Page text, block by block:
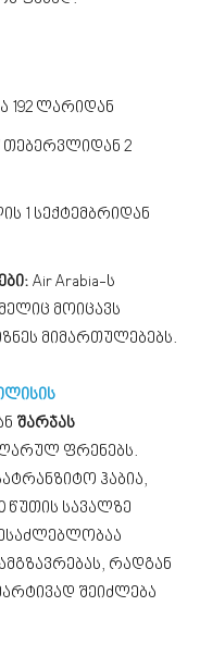
192 ლარიდან
თებერვლიდან 2
1 სექტემბრიდან
Air Arabia-ს
მოიცავს
მიმართულებებს.
შარჯას
ფრენებს.
ჰაბია,
წუთის სავალზე
რადგან
შეიძლება